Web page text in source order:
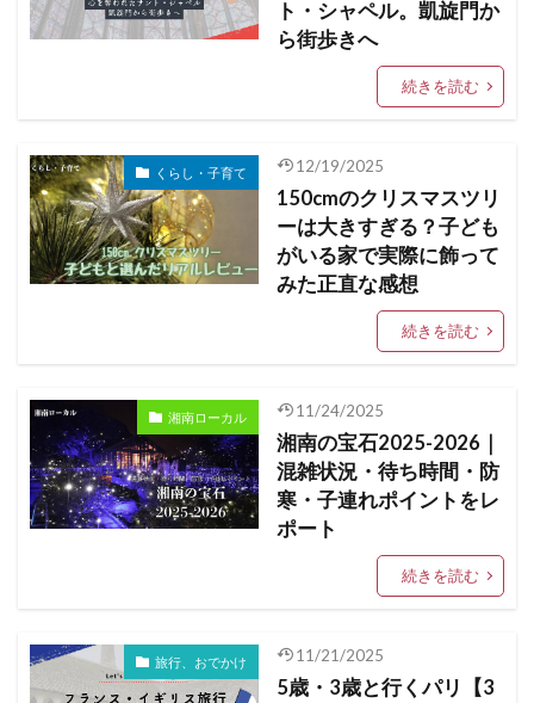
ト・シャペル。凱旋門か
ら街歩きへ
続きを読む
くらし・子育て 12/19/2025
150cmのクリスマスツリ
ーは大きすぎる？子ども
がいる家で実際に飾って
みた正直な感想
続きを読む
湘南ローカル 11/24/2025
湘南の宝石2025-2026｜
混雑状況・待ち時間・防
寒・子連れポイントをレ
ポート
続きを読む
旅行、おでかけ 11/21/2025
5歳・3歳と行くパリ【3